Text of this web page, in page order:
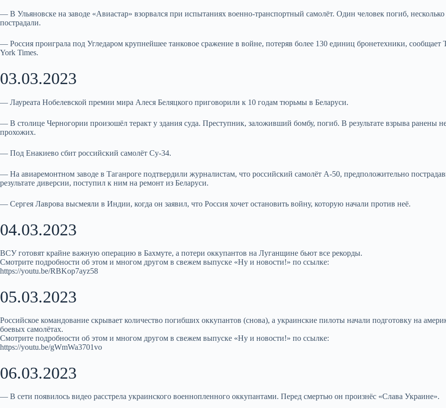
— В Ульяновске на заводе «Авиастар» взорвался при испытаниях военно-транспортный самолёт. Один человек погиб, несколько
пострадали.
— Россия проиграла под Угледаром крупнейшее танковое сражение в войне, потеряв более 130 единиц бронетехники, сообщает
York Times.
03.03.2023
— Лауреата Нобелевской премии мира Алеся Беляцкого приговорили к 10 годам тюрьмы в Беларуси.
— В столице Черногории произошёл теракт у здания суда. Преступник, заложивший бомбу, погиб. В результате взрыва ранены
прохожих.
— Под Енакиево сбит российский самолёт Су-34.
— На авиаремонтном заводе в Таганроге подтвердили журналистам, что российский самолёт А-50, предположительно
результате диверсии, поступил к ним на ремонт из Беларуси.
— Сергея Лаврова высмеяли в Индии, когда он заявил, что Россия хочет остановить войну, которую начали против неё.
04.03.2023
ВСУ готовят крайне важную операцию в Бахмуте, а потери оккупантов на Луганщине бьют все рекорды.
Смотрите подробности об этом и многом другом в свежем выпуске «Ну и новости!» по ссылке:
https://youtu.be/RBKop7ayz58
05.03.2023
Российское командование скрывает количество погибших оккупантов (снова), а украинские пилоты начали подготовку на
боевых самолётах.
Смотрите подробности об этом и многом другом в свежем выпуске «Ну и новости!» по ссылке:
https://youtu.be/gWmWa3701vo
06.03.2023
— В сети появилось видео расстрела украинского военнопленного оккупантами. Перед смертью он произнёс «Слава Украине».